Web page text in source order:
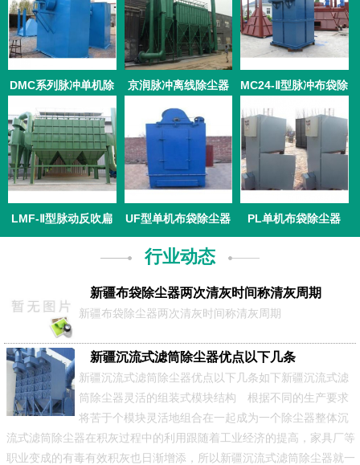
DMC系列脉冲单机除
京润脉冲离线除尘器
MC24-Ⅱ型脉冲布袋除
LMF-Ⅱ型脉动反吹扁
袋除尘器
UF型单机布袋除尘器 PL单机布袋除尘器
行业动态
新疆布袋除尘器两次清灰时间称清灰周期
新疆布袋除尘器两次清灰时间称清灰周期
新疆沉流式滤筒除尘器优点以下几条
新疆沉流式滤筒除尘器优点以下几条如下新疆沉流式滤
筒除尘器灵活的组装式模块结构 根据不同的生产要求
将苦于个模块灵活地组合在一起成为一个除尘器整体沉
流式滤筒除尘器在积灰过程中的利用跟随着工业经济的提高，家具厂等
职业变成的有毒有效积灰也日渐增添，所以新疆沉流式滤筒除尘器就一